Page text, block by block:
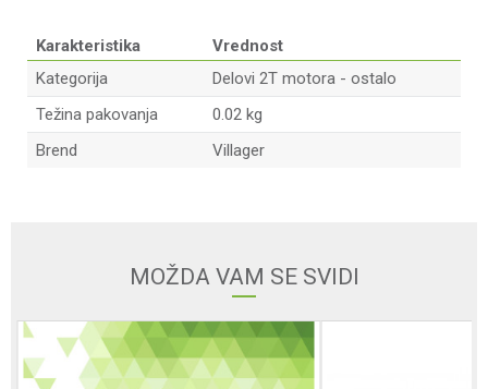
Karakteristika
Vrednost
Kategorija
Delovi 2T motora - ostalo
Težina pakovanja
0.02 kg
Brend
Villager
MOŽDA VAM SE SVIDI